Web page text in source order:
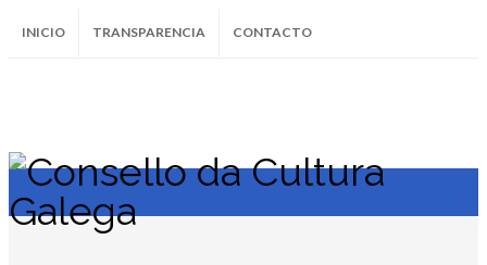
INICIO TRANSPARENCIA CONTACTO
InstagramFacebookTwitter Soundcloud
Youtube